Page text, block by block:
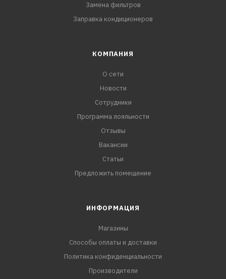
Замена фильтров
Заправка кондиционеров
КОМПАНИЯ
О сети
Новости
Сотрудники
Программа лояльности
Отзывы
Вакансии
Статьи
Предложить помещение
ИНФОРМАЦИЯ
Магазины
Способы оплаты и доставки
Политика конфиденциальности
Производители